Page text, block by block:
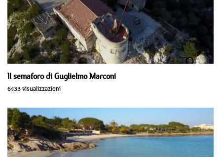
Il semaforo di Guglielmo Marconi
6433 visualizzazioni